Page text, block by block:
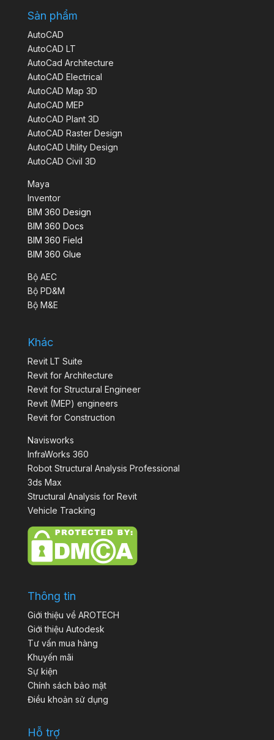
Sản phẩm
AutoCAD
AutoCAD LT
AutoCad Architecture
AutoCAD Electrical
AutoCAD Map 3D
AutoCAD MEP
AutoCAD Plant 3D
AutoCAD Raster Design
AutoCAD Utility Design
AutoCAD Civil 3D
Maya
Inventor
BIM 360 Design
BIM 360 Docs
BIM 360 Field
BIM 360 Glue
Bộ AEC
Bộ PD&M
Bộ M&E
Khác
Revit LT Suite
Revit for Architecture
Revit for Structural Engineer
Revit (MEP) engineers
Revit for Construction
Navisworks
InfraWorks 360
Robot Structural Analysis Professional
3ds Max
Structural Analysis for Revit
Vehicle Tracking
Thông tin
Giới thiệu về AROTECH
Giới thiệu Autodesk
Tư vấn mua hàng
Khuyến mãi
Sự kiện
Chính sách bảo mật
Điều khoản sử dụng
Hỗ trợ